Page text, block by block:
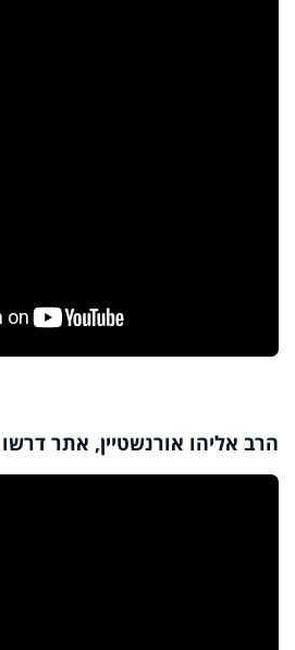
הרב אליהו אורנשטיין, אתר דרשו